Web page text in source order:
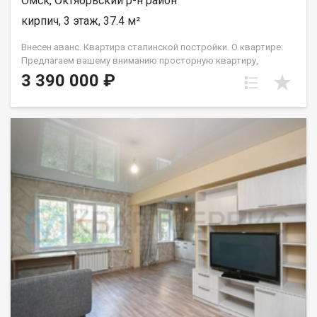
экспертизу. Не упустите шанс, звоните нам прямо сейчас!
вас время. обл. Омская, г. Омск, ул. Индустриальная, д. 5 Арт.
135596746
кирпич, 3 этаж, 37.4 м²
Внесен аванс. Квартира сталинской постройки. О квартире:
Предлагаем вашему вниманию просторную квартиру,
расположенную в историческом районе города, славящегося
своей уникальной атмосферой и уютом. Дом построен в
высокие потолки — всё это создаёт ощущение свободы и
пространство для отдыха и творчества. Ремонт: квартира
подготовлена к проживанию — выполнен ремонт, благодаря
чему новым владельцам требуются минимальные вложения
средств и силы. О доме: чистый подъезд, хорошие соседи, во
дворе достаточно места для парковки автомобилей.
Расположение: Преимуществом является близость зелёной
зоны — рядом расположен парк, где можно насладиться
прогулками на свежем воздухе, утренними пробежками или
семейными пикниками. Тихое окружение позволит вам
отдохнуть от городской суеты и зарядиться энергией
природы. Возможность ежедневно гулять среди деревьев и
цветов подарит вам гармонию и спокойствие. Жизнь вблизи
3 390 000 ₽